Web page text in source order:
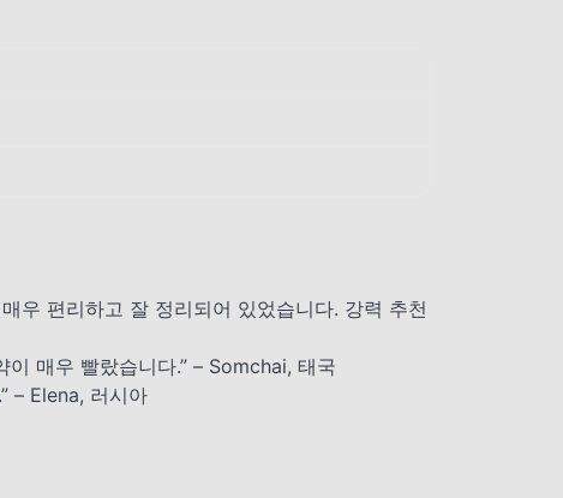
편리하고 잘 정리되어 있었습니다. 강력 추천
매우 빨랐습니다.” – Somchai, 태국
– Elena, 러시아